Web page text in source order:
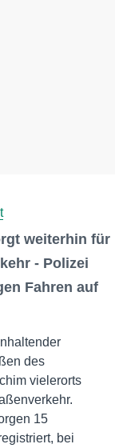
weiterhin für
- Polizei
Fahren auf
des
vielerorts
15
bei